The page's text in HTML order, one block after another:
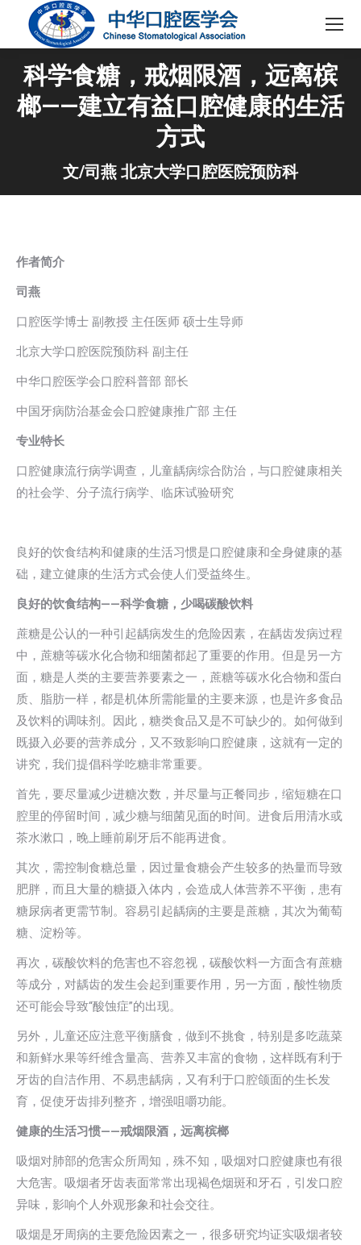
科学食糖，戒烟限酒，远离槟
榔——建立有益口腔健康的生活
方式
文/司燕 北京大学口腔医院预防科
作者简介
司燕
口腔医学博士 副教授 主任医师 硕士生导师
北京大学口腔医院预防科 副主任
中华口腔医学会口腔科普部 部长
中国牙病防治基金会口腔健康推广部 主任
专业特长
口腔健康流行病学调查，儿童龋病综合防治，与口腔健康相关
的社会学、分子流行病学、临床试验研究
良好的饮食结构和健康的生活习惯是口腔健康和全身健康的基
础，建立健康的生活方式会使人们受益终生。
良好的饮食结构——科学食糖，少喝碳酸饮料
蔗糖是公认的一种引起龋病发生的危险因素，在龋齿发病过程
中，蔗糖等碳水化合物和细菌都起了重要的作用。但是另一方
面，糖是人类的主要营养要素之一，蔗糖等碳水化合物和蛋白
质、脂肪一样，都是机体所需能量的主要来源，也是许多食品
及饮料的调味剂。因此，糖类食品又是不可缺少的。如何做到
既摄入必要的营养成分，又不致影响口腔健康，这就有一定的
讲究，我们提倡科学吃糖非常重要。
首先，要尽量减少进糖次数，并尽量与正餐同步，缩短糖在口
腔里的停留时间，减少糖与细菌见面的时间。进食后用清水或
茶水漱口，晚上睡前刷牙后不能再进食。
其次，需控制食糖总量，因过量食糖会产生较多的热量而导致
肥胖，而且大量的糖摄入体内，会造成人体营养不平衡，患有
糖尿病者更需节制。容易引起龋病的主要是蔗糖，其次为葡萄
糖、淀粉等。
再次，碳酸饮料的危害也不容忽视，碳酸饮料一方面含有蔗糖
等成分，对龋齿的发生会起到重要作用，另一方面，酸性物质
还可能会导致“酸蚀症”的出现。
另外，儿童还应注意平衡膳食，做到不挑食，特别是多吃蔬菜
和新鲜水果等纤维含量高、营养又丰富的食物，这样既有利于
牙齿的自洁作用、不易患龋病，又有利于口腔颌面的生长发
育，促使牙齿排列整齐，增强咀嚼功能。
健康的生活习惯——戒烟限酒，远离槟榔
吸烟对肺部的危害众所周知，殊不知，吸烟对口腔健康也有很
大危害。吸烟者牙齿表面常常出现褐色烟斑和牙石，引发口腔
异味，影响个人外观形象和社会交往。
吸烟是牙周病的主要危险因素之一，很多研究均证实吸烟者较